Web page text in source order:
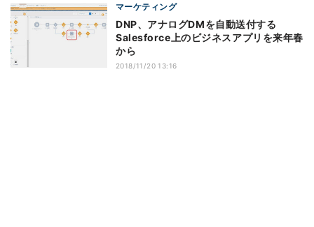
マーケティング
DNP、アナログDMを自動送付する
Salesforce上のビジネスアプリを来年春
から
2018/11/20 13:16